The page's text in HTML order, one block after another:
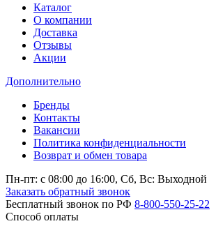
Каталог
О компании
Доставка
Отзывы
Акции
Дополнительно
Бренды
Контакты
Вакансии
Политика конфиденциальности
Возврат и обмен товара
Пн-пт: c 08:00 до 16:00, Сб, Вс: Выходной
Заказать обратный звонок
Бесплатный звонок по РФ 8-800-550-25-22
Способ оплаты